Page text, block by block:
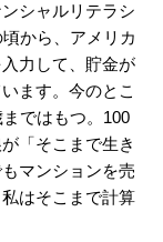
シャルリテラシ
から、アメリカ
力して、貯金が
ます。今のとこ
ではもつ。100
「そこまで生き
マンションを売
はそこまで計算